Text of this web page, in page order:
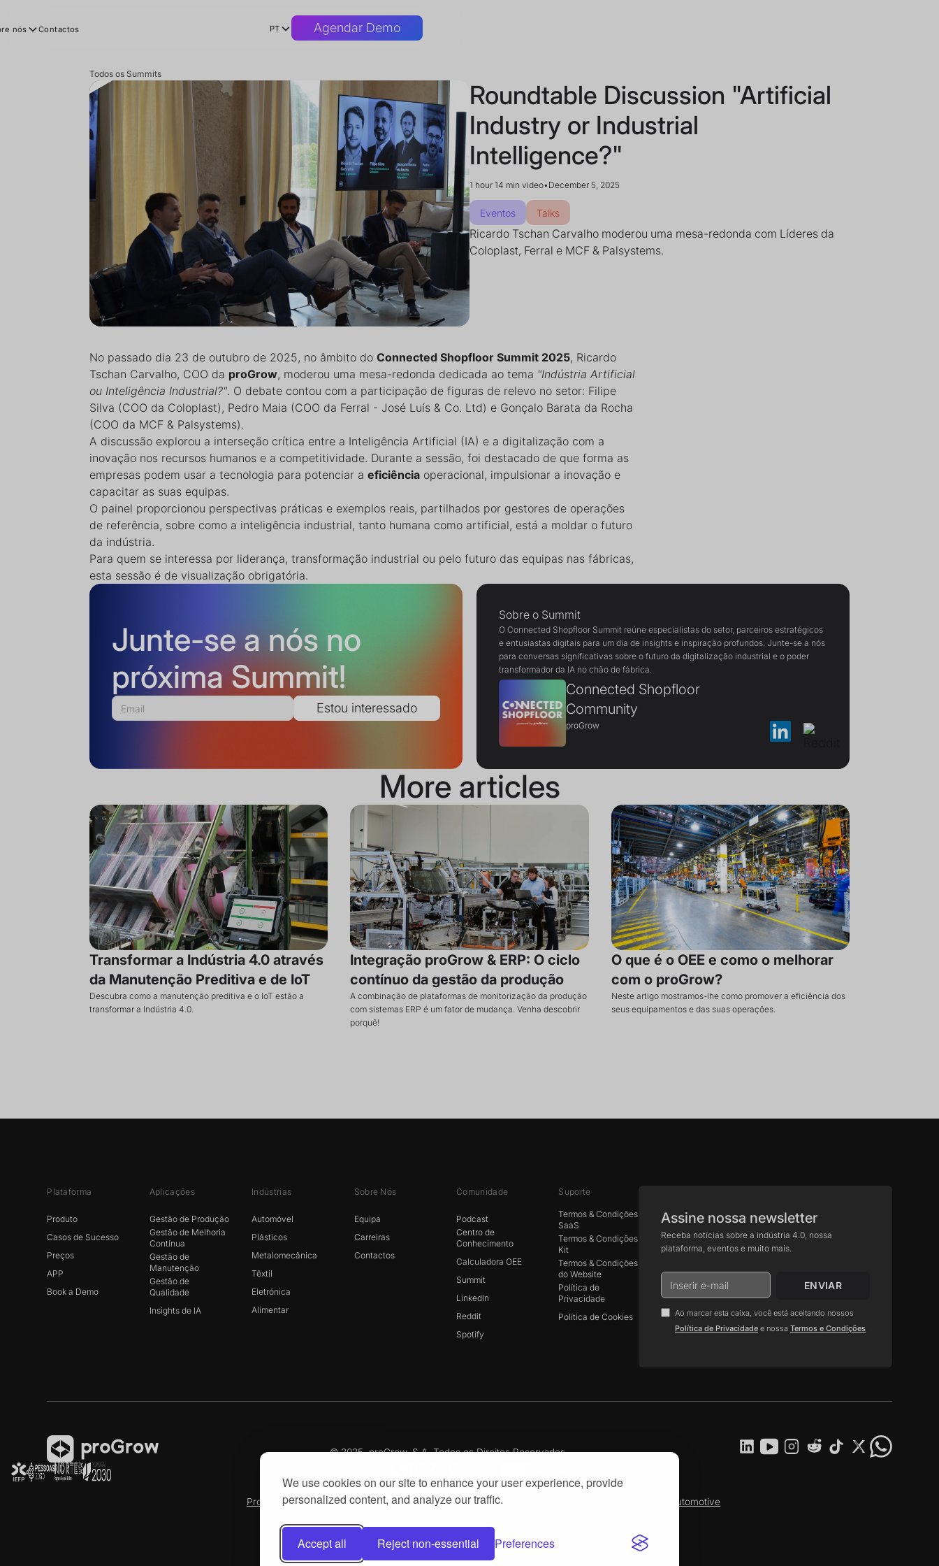
We use cookies on our site to enhance your user experience, provide
personalized content, and analyze our traffic.
Accept all Reject non-essential Preferences
nós Contactos PT Agendar Demo
Todos os Summits
Roundtable Discussion "Artificial
Industry or Industrial
Intelligence?"
1 hour 14 min video• December 5, 2025
Eventos Talks
Ricardo Tschan Carvalho moderou uma mesa-redonda com Líderes da
Coloplast, Ferral e MCF & Palsystems.
No passado dia 23 de outubro de 2025, no âmbito do Connected Shopfloor Summit 2025, Ricardo
Tschan Carvalho, COO da proGrow, moderou uma mesa-redonda dedicada ao tema "Indústria Artificial
ou Inteligência Industrial?". O debate contou com a participação de figuras de relevo no setor: Filipe
Silva (COO da Coloplast), Pedro Maia (COO da Ferral - José Luís & Co. Ltd) e Gonçalo Barata da Rocha
(COO da MCF & Palsystems).
A discussão explorou a interseção crítica entre a Inteligência Artificial (IA) e a digitalização com a
inovação nos recursos humanos e a competitividade. Durante a sessão, foi destacado de que forma as
empresas podem usar a tecnologia para potenciar a eficiência operacional, impulsionar a inovação e
capacitar as suas equipas.
O painel proporcionou perspectivas práticas e exemplos reais, partilhados por gestores de operações
de referência, sobre como a inteligência industrial, tanto humana como artificial, está a moldar o futuro
da indústria.
Para quem se interessa por liderança, transformação industrial ou pelo futuro das equipas nas fábricas,
esta sessão é de visualização obrigatória.
Junte-se a nós no
próxima Summit!
Sobre o Summit
O Connected Shopfloor Summit reúne especialistas do setor, parceiros estratégicos
e entusiastas digitais para um dia de insights e inspiração profundos. Junte-se a nós
para conversas significativas sobre o futuro da digitalização industrial e o poder
transformador da IA no chão de fábrica.
Connected Shopfloor
Community
proGrow
More articles
Transformar a Indústria 4.0 através
da Manutenção Preditiva e de IoT
Descubra como a manutenção preditiva e o IoT estão a
transformar a Indústria 4.0.
Integração proGrow & ERP: O ciclo
contínuo da gestão da produção
A combinação de plataformas de monitorização da produção
com sistemas ERP é um fator de mudança. Venha descobrir
porquê!
O que é o OEE e como o melhorar
com o proGrow?
Neste artigo mostramos-lhe como promover a eficiência dos
seus equipamentos e das suas operações.
Plataforma
Produto
Casos de Sucesso
Preços
APP
Book a Demo
Aplicações
Gestão de Produção
Gestão de Melhoria
Contínua
Gestão de
Manutenção
Gestão de
Qualidade
Insights de IA
Indústrias
Automóvel
Plásticos
Metalomecânica
Têxtil
Eletrónica
Alimentar
Sobre Nós
Equipa
Carreiras
Contactos
Comunidade
Podcast
Centro de
Conhecimento
Calculadora OEE
Summit
LinkedIn
Reddit
Spotify
Suporte
Termos & Condições
SaaS
Termos & Condições
Kit
Termos & Condições
do Website
Política de
Privacidade
Política de Cookies
Assine nossa newsletter
Receba notícias sobre a indústria 4.0, nossa
plataforma, eventos e muito mais.
Ao marcar esta caixa, você está aceitando nossos
Política de Privacidadee nossa Termos e Condições.
© 2025, proGrow, S.A. Todos os Direitos Reservados
Produtech R3 DIH Automotive